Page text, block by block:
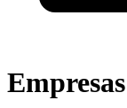
Empresas